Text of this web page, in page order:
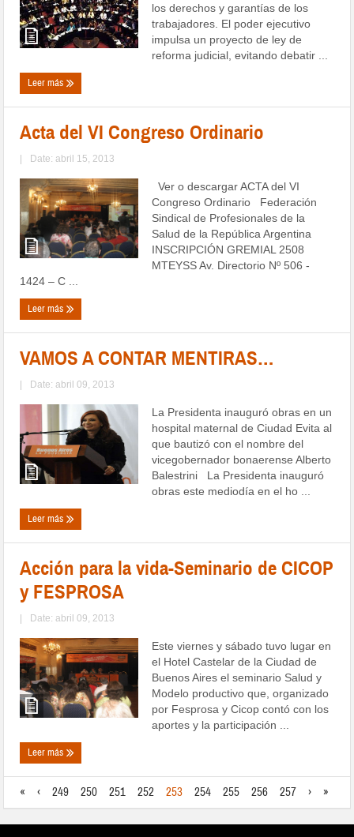
los derechos y garantías de los
trabajadores. El poder ejecutivo
impulsa un proyecto de ley de
reforma judicial, evitando debatir ...
Leer más
Acta del VI Congreso Ordinario
| Date: abril 15, 2013
Ver o descargar ACTA del VI
Congreso Ordinario Federación
Sindical de Profesionales de la
Salud de la República Argentina
INSCRIPCIÓN GREMIAL 2508
MTEYSS Av. Directorio Nº 506 -
1424 – C ...
Leer más
VAMOS A CONTAR MENTIRAS…
| Date: abril 09, 2013
La Presidenta inauguró obras en un
hospital maternal de Ciudad Evita al
que bautizó con el nombre del
vicegobernador bonaerense Alberto
Balestrini La Presidenta inauguró
obras este mediodía en el ho ...
Leer más
Acción para la vida-Seminario de CICOP
y FESPROSA
| Date: abril 09, 2013
Este viernes y sábado tuvo lugar en
el Hotel Castelar de la Ciudad de
Buenos Aires el seminario Salud y
Modelo productivo que, organizado
por Fesprosa y Cicop contó con los
aportes y la participación ...
Leer más
« ‹ 249 250 251 252 253 254 255 256 257 › »